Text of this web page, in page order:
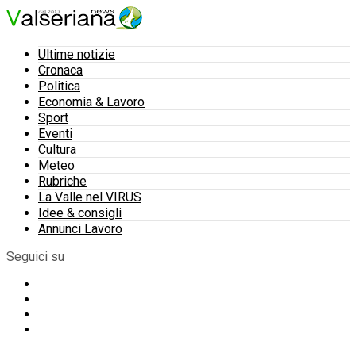
Ultime notizie
Cronaca
Politica
Economia & Lavoro
Sport
Eventi
Cultura
Meteo
Rubriche
La Valle nel VIRUS
Idee & consigli
Annunci Lavoro
Seguici su